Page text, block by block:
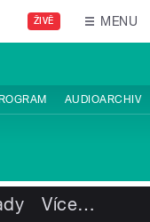
ŽIVĚ MENU
AUDIOARCHIV
Více…